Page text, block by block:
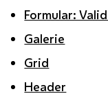
Formular:
Galerie
Grid
Header